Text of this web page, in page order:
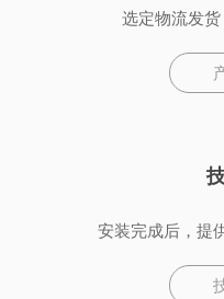
选定物流发
安装完成后，提